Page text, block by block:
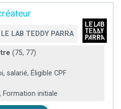
LE LAB TEDDY PARRA
(75, 77)
salarié, Éligible CPF
Formation initiale